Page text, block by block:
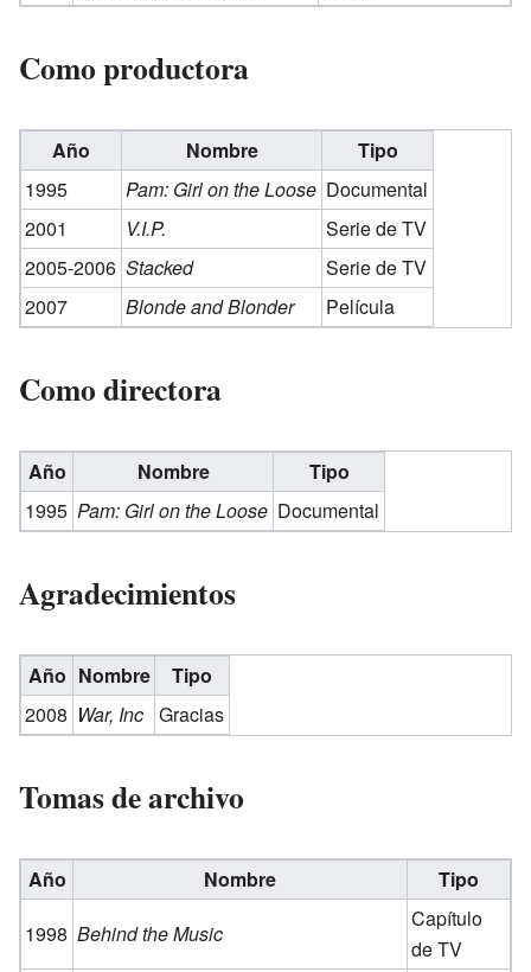
Como productora
Año Nombre
Tipo
1995
Pam: Girl on the Loose Documental
2001
V.I.P.
Serie de TV
2005-2006 Stacked
Serie de TV
2007
Blonde and Blonder Película
Como directora
Año Nombre
Tipo
1995 Pam: Girl on the Loose Documental
Agradecimientos
Año Nombre
Tipo
2008 War, Inc Gracias
Tomas de archivo
Año Nombre
Tipo
1998 Behind the Music
Capítulo
de TV